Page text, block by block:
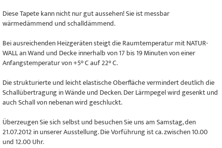
Diese Tapete kann nicht nur gut aussehen! Sie ist messbar
wärmedämmend und schalldämmend.
Bei ausreichenden Heizgeräten steigt die Raumtemperatur mit NATUR-
WALL an Wand und Decke innerhalb von 17 bis 19 Minuten von einer
Anfangstemperatur von +5° C auf 22° C.
Die strukturierte und leicht elastische Oberfläche vermindert deutlich die
Schallübertragung in Wände und Decken. Der Lärmpegel wird gesenkt und
auch Schall von nebenan wird geschluckt.
Überzeugen Sie sich selbst und besuchen Sie uns am Samstag, den
21.07.2012 in unserer Ausstellung. Die Vorführung ist ca. zwischen 10.00
und 12.00 Uhr.